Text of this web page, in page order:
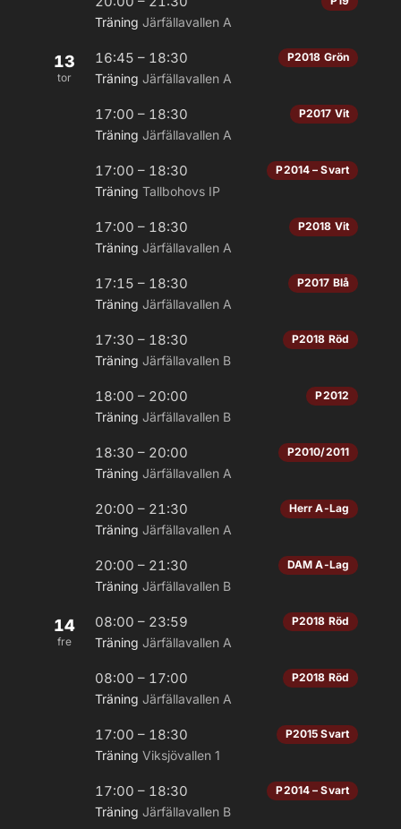
Träning Järfällavallen A
13
tor
16:45 – 18:30 P2018 Grön
Träning Järfällavallen A
17:00 – 18:30 P2017 Vit
Träning Järfällavallen A
17:00 – 18:30 P2014 – Svart
Träning Tallbohovs IP
17:00 – 18:30 P2018 Vit
Träning Järfällavallen A
17:15 – 18:30 P2017 Blå
Träning Järfällavallen A
17:30 – 18:30 P2018 Röd
Träning Järfällavallen B
18:00 – 20:00 P2012
Träning Järfällavallen B
18:30 – 20:00 P2010/2011
Träning Järfällavallen A
20:00 – 21:30 Herr A-Lag
Träning Järfällavallen A
20:00 – 21:30 DAM A-Lag
Träning Järfällavallen B
14
fre
08:00 – 23:59 P2018 Röd
Träning Järfällavallen A
08:00 – 17:00 P2018 Röd
Träning Järfällavallen A
17:00 – 18:30 P2015 Svart
Träning Viksjövallen 1
17:00 – 18:30 P2014 – Svart
Träning Järfällavallen B